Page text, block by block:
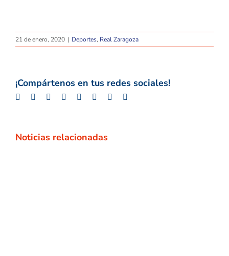
21 de enero, 2020 | Deportes, Real Zaragoza
¡Compártenos en tus redes sociales!
Facebook
TwitterLinkedInWhatsappGoogle+
TumblrPinterest
Noticias relacionadas